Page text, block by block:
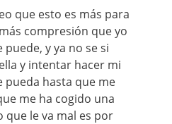
que esto es más para
compresión que yo
y ya no se si
y intentar hacer mi
hasta que me
me ha cogido una
que le va mal es por